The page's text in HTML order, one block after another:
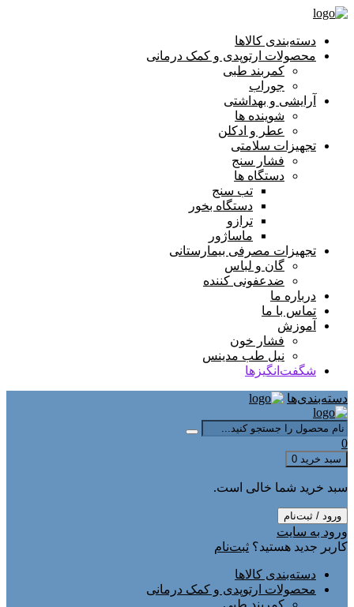
دسته‌بندی کالاها
محصولات ارتوپدی و کمک درمانی
کمربند طبی
جوراب
آرایشی و بهداشتی
شوینده ها
عطر و ادکلن
تجهیزات سلامتی
فشار سنج
دستگاه ها
تب سنج
دستگاه بخور
ترازو
ماساژور
تجهیزات مصرفی بیمارستانی
گان و لباس
ضدعفونی کننده
درباره ما
تماس با ما
آموزش
فشار خون
نیل طب مدینس
شگفت‌انگیزها
دسته‌بندی‌ها
0
سبد خرید 0
سبد خرید شما خالی است.
ورود / ثبت‌نام
ورود به سایت
کاربر جدید هستید؟ ثبت‌نام
دسته‌بندی کالاها
محصولات ارتوپدی و کمک درمانی
کمربند طبی